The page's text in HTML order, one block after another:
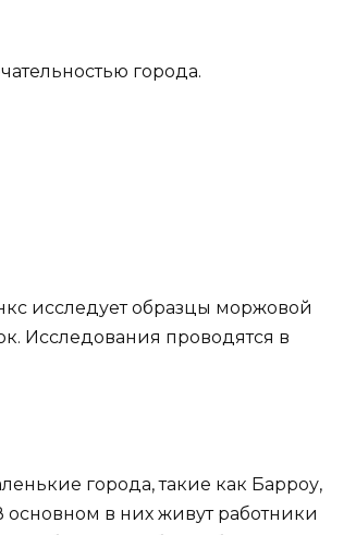
города.
исследует образцы моржовой
Исследования проводятся в
города, такие как Барроу,
основном в них живут работники